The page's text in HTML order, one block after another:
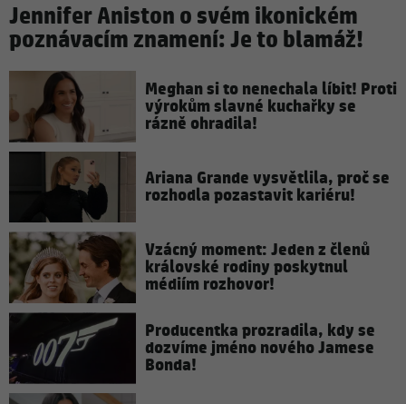
Jennifer Aniston o svém ikonickém
poznávacím znamení: Je to blamáž!
Meghan si to nenechala líbit! Proti
výrokům slavné kuchařky se
rázně ohradila!
Ariana Grande vysvětlila, proč se
rozhodla pozastavit kariéru!
Vzácný moment: Jeden z členů
královské rodiny poskytnul
médiím rozhovor!
Producentka prozradila, kdy se
dozvíme jméno nového Jamese
Bonda!